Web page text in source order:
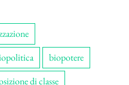
biopotere
di classe